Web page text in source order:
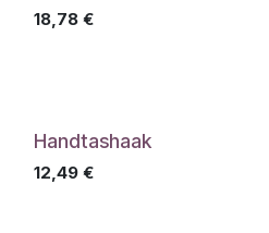
18,78€
Handtashaak
12,49€